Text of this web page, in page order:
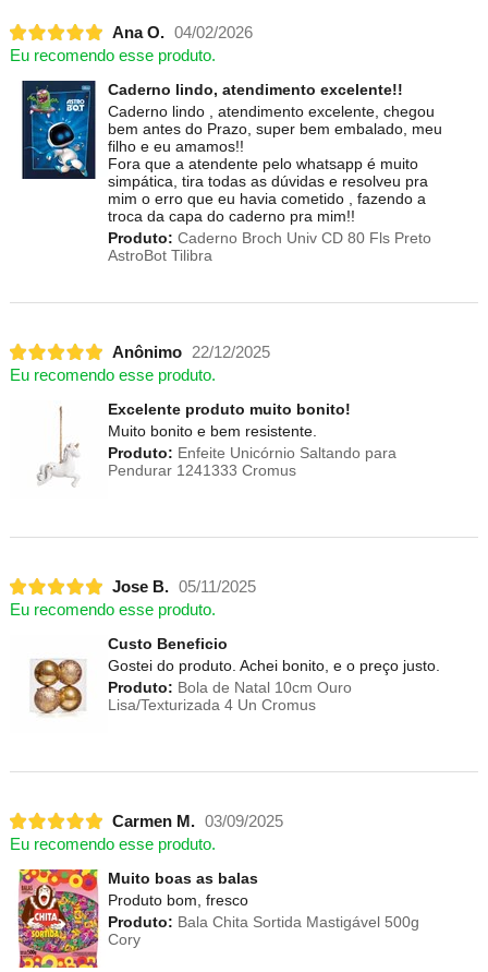
Ana O. 04/02/2026
Eu recomendo esse produto.
Caderno lindo, atendimento excelente!!
Caderno lindo , atendimento excelente, chegou
bem antes do Prazo, super bem embalado, meu
filho e eu amamos!!
Fora que a atendente pelo whatsapp é muito
simpática, tira todas as dúvidas e resolveu pra
mim o erro que eu havia cometido , fazendo a
troca da capa do caderno pra mim!!
Produto: Caderno Broch Univ CD 80 Fls Preto
AstroBot Tilibra
Anônimo
22/12/2025
Eu recomendo esse produto.
Excelente produto muito bonito!
Muito bonito e bem resistente.
Produto: Enfeite Unicórnio Saltando para
Pendurar 1241333 Cromus
Jose B. 05/11/2025
Eu recomendo esse produto.
Custo Beneficio
Gostei do produto. Achei bonito, e o preço justo.
Produto: Bola de Natal 10cm Ouro
Lisa/Texturizada 4 Un Cromus
Carmen M. 03/09/2025
Eu recomendo esse produto.
Muito boas as balas
Produto bom, fresco
Produto: Bala Chita Sortida Mastigável 500g
Cory